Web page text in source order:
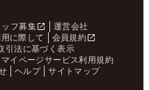
ッフ募集
運営会社
に際して
会員規約
引法に基づく表示
マイページサービス利用規約
ヘルプ サイトマップ